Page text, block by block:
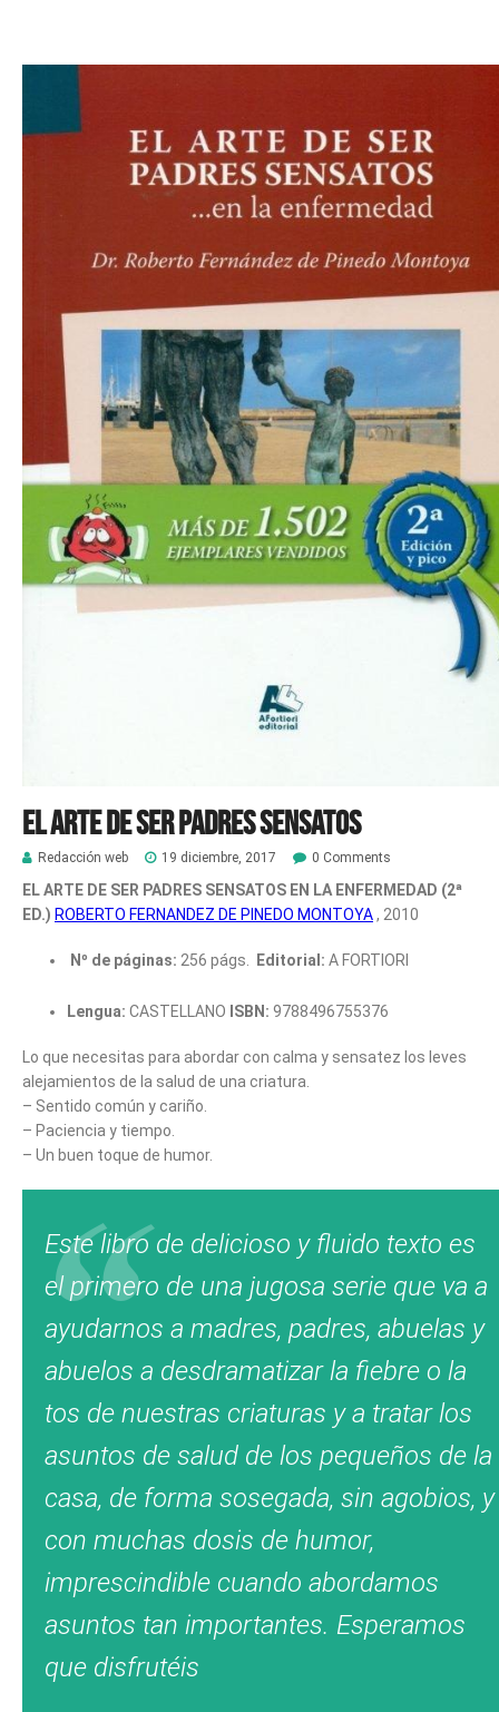
El arte de ser padres sensatos
Redacción web 19 diciembre, 2017 0 Comments
EL ARTE DE SER PADRES SENSATOS EN LA ENFERMEDAD (2ª
ED.) ROBERTO FERNANDEZ DE PINEDO MONTOYA, 2010
Nº de páginas: 256 págs. Editorial: A FORTIORI
Lengua: CASTELLANO ISBN: 9788496755376
Lo que necesitas para abordar con calma y sensatez los leves
alejamientos de la salud de una criatura.
– Sentido común y cariño.
– Paciencia y tiempo.
– Un buen toque de humor.
Este libro de delicioso y fluido texto es
el primero de una jugosa serie que va a
ayudarnos a madres, padres, abuelas y
abuelos a desdramatizar la fiebre o la
tos de nuestras criaturas y a tratar los
asuntos de salud de los pequeños de la
casa, de forma sosegada, sin agobios, y
con muchas dosis de humor,
imprescindible cuando abordamos
asuntos tan importantes. Esperamos
que disfrutéis